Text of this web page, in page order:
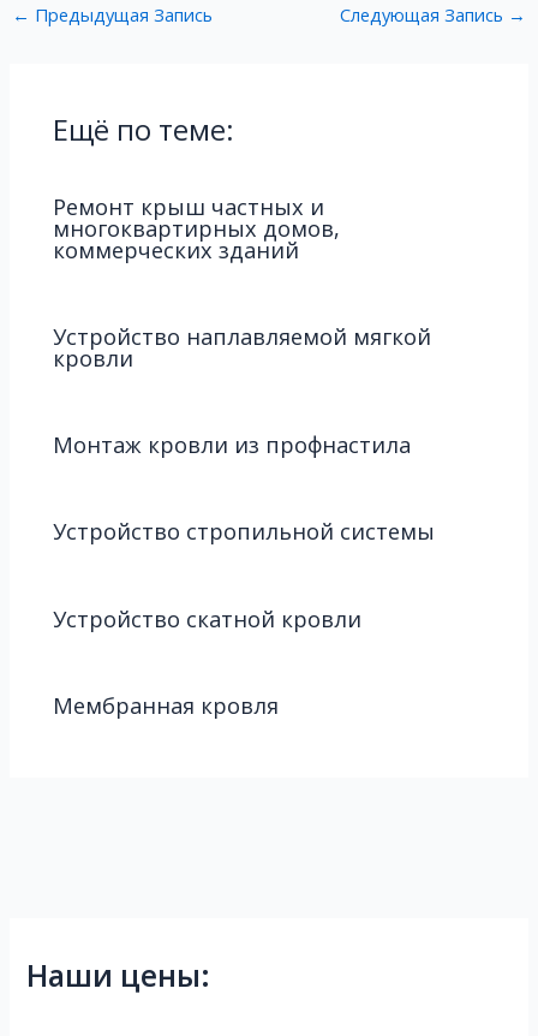
← Предыдущая Запись Следующая Запись →
Ещё по теме:
Ремонт крыш частных и
многоквартирных домов,
коммерческих зданий
Устройство наплавляемой мягкой
кровли
Монтаж кровли из профнастила
Устройство стропильной системы
Устройство скатной кровли
Мембранная кровля
Наши цены: